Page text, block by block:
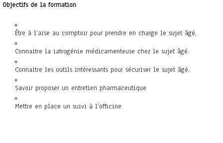
Objectifs de la formation
Être à l’aise au comptoir pour prendre en charge le sujet âgé.
Connaitre la iatrogénie médicamenteuse chez le sujet âgé.
Connaitre les outils intéressants pour sécuriser le sujet âgé.
Savoir proposer un entretien pharmaceutique
Mettre en place un suivi à l’officine